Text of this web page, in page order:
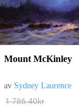
Mount McKinley
av Sydney Laurence
1 786.40kr